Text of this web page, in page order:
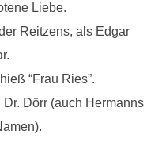
Liebe.
Reitzens, als Edgar
“Frau Ries”.
Dörr (auch Hermanns